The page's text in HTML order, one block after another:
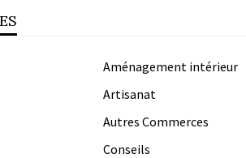
Aménagement intérieur
Artisanat
Autres Commerces
Conseils